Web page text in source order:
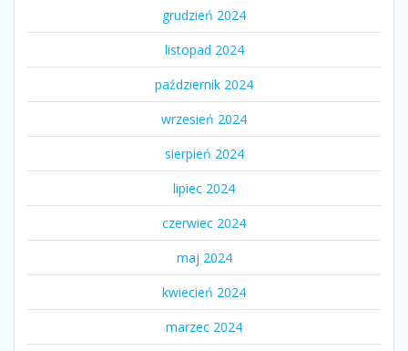
grudzień 2024
listopad 2024
październik 2024
wrzesień 2024
sierpień 2024
lipiec 2024
czerwiec 2024
maj 2024
kwiecień 2024
marzec 2024